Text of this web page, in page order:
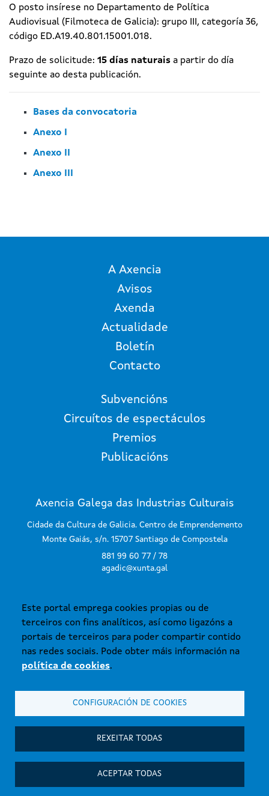
Este portal emprega cookies propias ou de
terceiros con fins analíticos, así como ligazóns a
portais de terceiros para poder compartir contido
nas redes sociais. Pode obter máis información na
política de cookies.
CONFIGURACIÓN DE COOKIES
REXEITAR TODAS
ACEPTAR TODAS
O posto insírese no Departamento de Política
Audiovisual (Filmoteca de Galicia): grupo III, categoría 36,
código ED.A19.40.801.15001.018.
Prazo de solicitude: 15 días naturais a partir do día
seguinte ao desta publicación.
Bases da convocatoria
Anexo I
Anexo II
Anexo III
A Axencia
Avisos
Axenda
Actualidade
Boletín
Contacto
Subvencións
Circuítos de espectáculos
Premios
Publicacións
Axencia Galega das Industrias Culturais
Cidade da Cultura de Galicia. Centro de Emprendemento
Monte Gaiás, s/n. 15707 Santiago de Compostela
881 99 60 77 / 78
agadic@xunta.gal
SUBSCRÍBETE AO BOLETÍN
© Xunta de Galicia. Información mantida e publicada na internet pola
Axencia Galega das Industrias Culturais.
Aviso legal